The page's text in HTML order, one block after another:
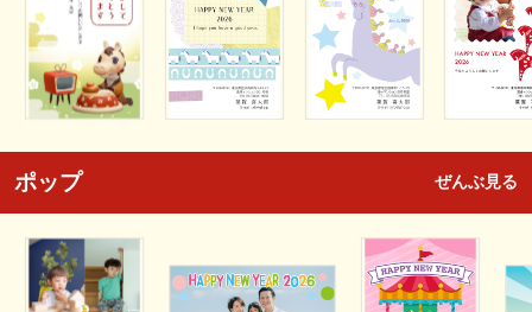
ポップ ぜんぶ見る